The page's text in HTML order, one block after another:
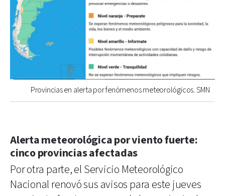
Provincias en alerta por fenómenos meteorológicos. SMN
Alerta meteorológica por viento fuerte:
cinco provincias afectadas
Por otra parte, el Servicio Meteorológico
Nacional renovó sus avisos para este jueves